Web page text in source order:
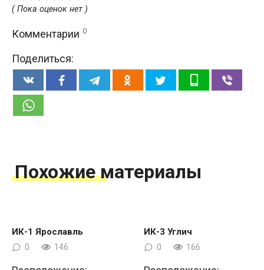
( Пока оценок нет )
Комментарии 0
Поделиться:
Похожие материалы
ИК-1 Ярославль
0 146
ИК-3 Углич
0 166